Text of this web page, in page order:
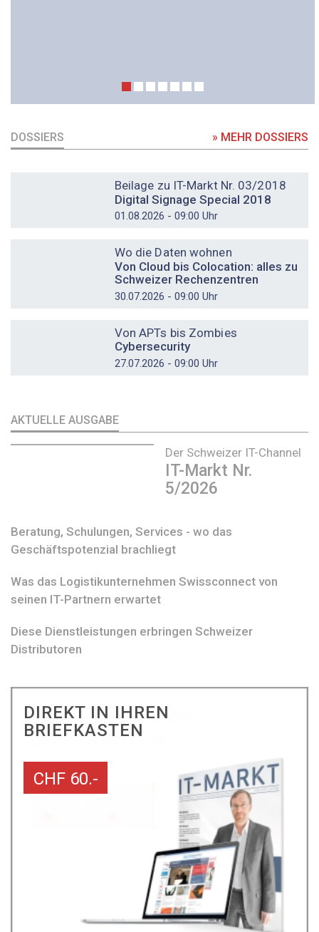
DOSSIERS » MEHR DOSSIERS
Beilage zu IT-Markt Nr. 03/2018
Digital Signage Special 2018
01.08.2026 - 09:00 Uhr
Wo die Daten wohnen
Von Cloud bis Colocation: alles zu
Schweizer Rechenzentren
30.07.2026 - 09:00 Uhr
Von APTs bis Zombies
Cybersecurity
27.07.2026 - 09:00 Uhr
AKTUELLE AUSGABE
Der Schweizer IT-Channel
IT-Markt Nr.
5/2026
Beratung, Schulungen, Services - wo das
Geschäftspotenzial brachliegt
Was das Logistikunternehmen Swissconnect von
seinen IT-Partnern erwartet
Diese Dienstleistungen erbringen Schweizer
Distributoren
DIREKT IN IHREN
BRIEFKASTEN
CHF 60.-